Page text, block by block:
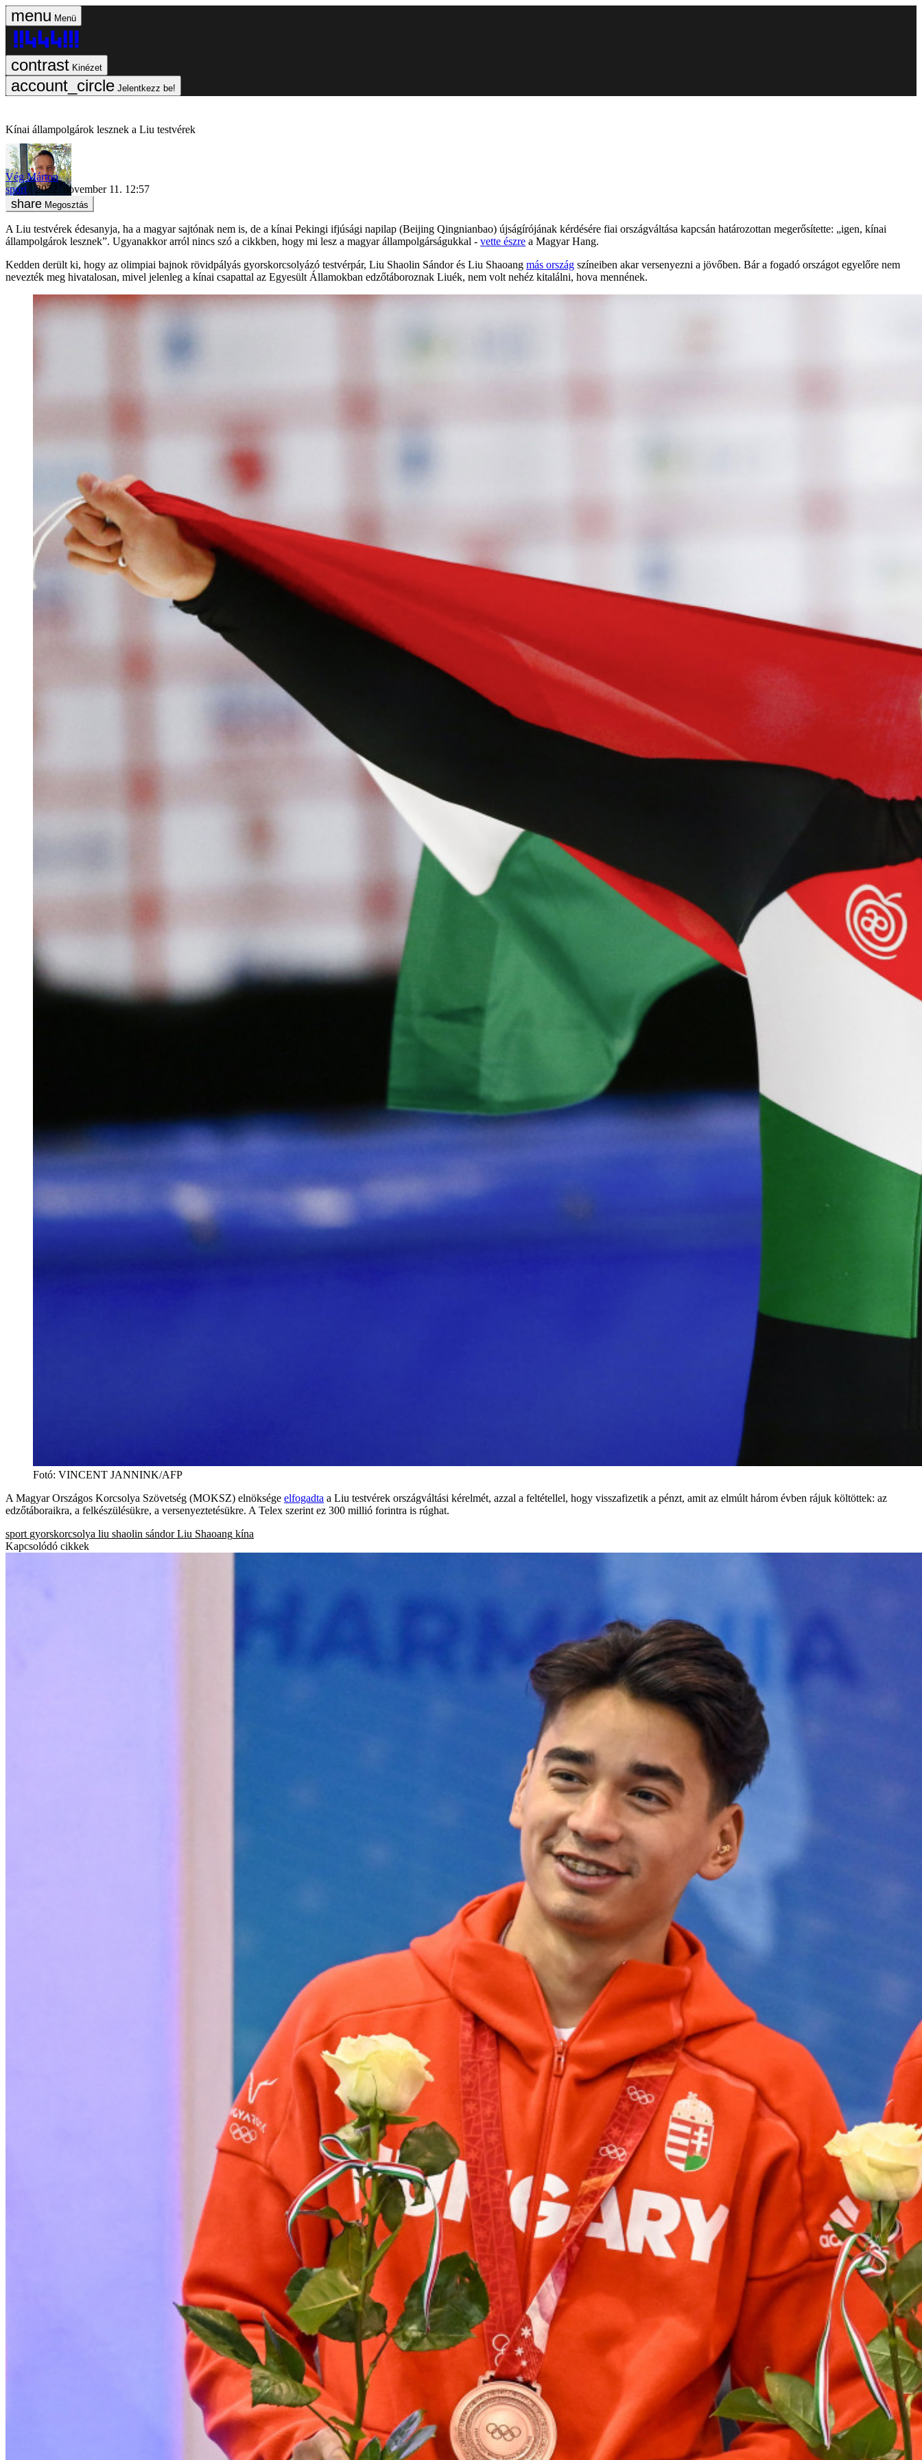
Menü
Kinézet
Jelentkezz be!
Kínai állampolgárok lesznek a Liu testvérek
Vég Márton
sport
2022. november 11. 12:57
Megosztás
A Liu testvérek édesanyja, ha a magyar sajtónak nem is, de a kínai Pekingi ifjúsági napilap (Beijing Qingnianbao) újságírójának kérdésére fiai országváltása kapcsán határozottan megerősítette: „igen, kínai
állampolgárok lesznek”. Ugyanakkor arról nincs szó a cikkben, hogy mi lesz a magyar állampolgárságukkal - vette észre a Magyar Hang.
Kedden derült ki, hogy az olimpiai bajnok rövidpályás gyorskorcsolyázó testvérpár, Liu Shaolin Sándor és Liu Shaoang más ország színeiben akar versenyezni a jövőben. Bár a fogadó országot egyelőre nem
nevezték meg hivatalosan, mivel jelenleg a kínai csapattal az Egyesült Államokban edzőtáboroznak Liuék, nem volt nehéz kitalálni, hova mennének.
Fotó: VINCENT JANNINK/AFP
A Magyar Országos Korcsolya Szövetség (MOKSZ) elnöksége elfogadta a Liu testvérek országváltási kérelmét, azzal a feltétellel, hogy visszafizetik a pénzt, amit az elmúlt három évben rájuk költöttek: az
edzőtáboraikra, a felkészülésükre, a versenyeztetésükre. A Telex szerint ez 300 millió forintra is rúghat.
sport gyorskorcsolya liu shaolin sándor Liu Shaoang kína
Kapcsolódó cikkek